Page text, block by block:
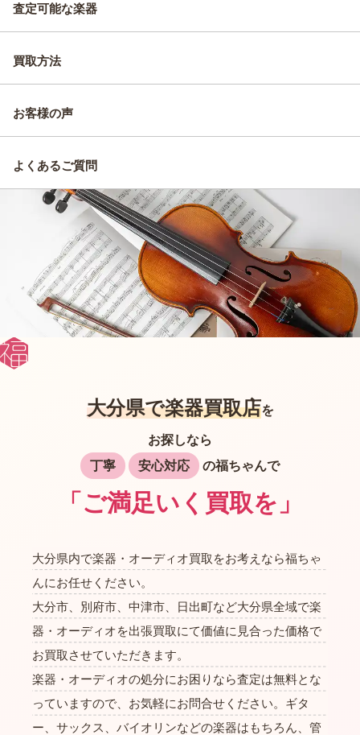
査定可能な楽器
買取方法
お客様の声
よくあるご質問
大分県で楽器買取店を
お探しなら
丁寧
安心対応 の福ちゃんで
「ご満足いく買取を」
大分県内で楽器・オーディオ買取をお考えなら福ちゃ
んにお任せください。
大分市、別府市、中津市、日出町など大分県全域で楽
器・オーディオを出張買取にて価値に見合った価格で
お買取させていただきます。
楽器・オーディオの処分にお困りなら査定は無料とな
っていますので、お気軽にお問合せください。ギタ
ー、サックス、バイオリンなどの楽器はもちろん、管